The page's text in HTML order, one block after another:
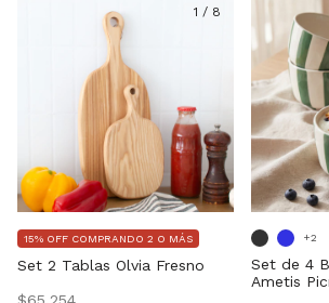
1 / 8
Set 2 Tablas Olvia Fresno
15% OFF COMPRANDO 2 O MÁS
Set de 4
Ametis
+2